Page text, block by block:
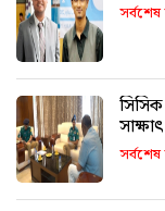
সাক্ষাৎ